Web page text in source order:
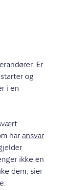
Er
og
i en
har ansvar
ikke en
dem, sier